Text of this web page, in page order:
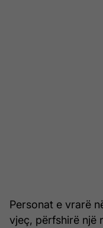
Personat e vrarë
vjeç, përfshirë një